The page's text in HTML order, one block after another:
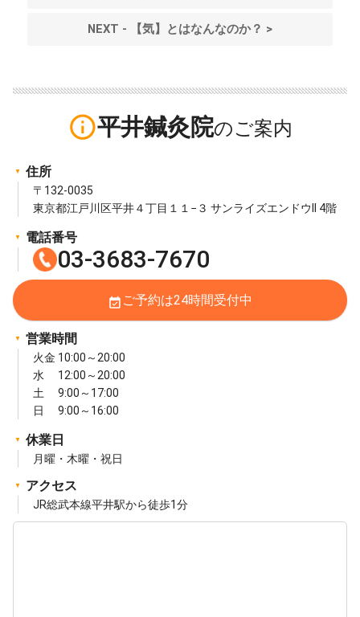
NEXT - 【気】とはなんなのか？ >
info_outline平井鍼灸院
住所
〒132-0035
東京都江戸川区平井４丁目１１−３ サンライズエンドウII 4階
電話番号
03-3683-7670
event_available ご予約は24時間受付中
営業時間
火金 10:00～20:00
水 12:00～20:00
土 9:00～17:00
日 9:00～16:00
休業日
月曜・木曜・祝日
アクセス
JR総武本線平井駅から徒歩1分